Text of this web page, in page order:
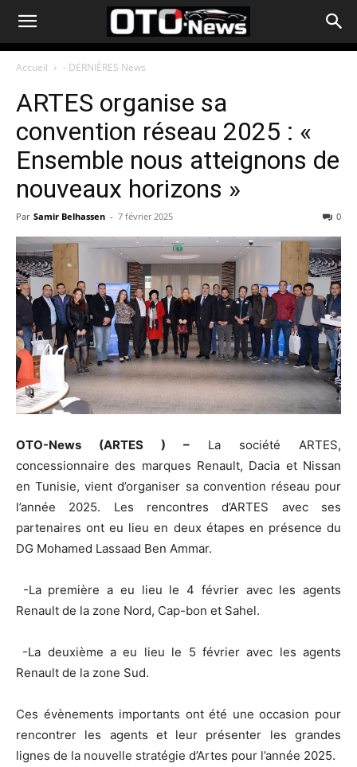
Accueil - DERNIÈRES News
ARTES organise sa
convention réseau 2025 : «
Ensemble nous atteignons de
nouveaux horizons »
Par Samir Belhassen - 7 février 2025 0
OTO-News (ARTES ) – La société ARTES,
concessionnaire des marques Renault, Dacia et Nissan
en Tunisie, vient d’organiser sa convention réseau pour
l’année 2025. Les rencontres d’ARTES avec ses
partenaires ont eu lieu en deux étapes en présence du
DG Mohamed Lassaad Ben Ammar.
-La première a eu lieu le 4 février avec les agents
Renault de la zone Nord, Cap-bon et Sahel.
-La deuxième a eu lieu le 5 février avec les agents
Renault de la zone Sud.
Ces évènements importants ont été une occasion pour
rencontrer les agents et leur présenter les grandes
lignes de la nouvelle stratégie d’Artes pour l’année 2025.